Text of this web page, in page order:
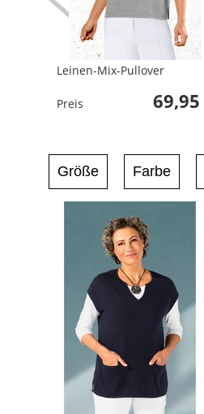
Leinen-Mix-Pullover
Preis
Größe Farbe